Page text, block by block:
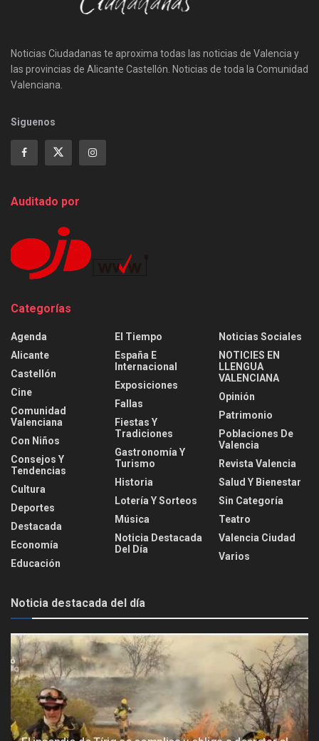
Noticias Ciudadanas te aproxima todas las noticias de Valencia y
las provincias de Alicante Castellón. Noticias de toda la Comunidad
Valenciana.
Siguenos
Auditado por
Categorías
Agenda
Alicante
Castellón
Cine
Comunidad
Valenciana
Con Niños
Consejos Y
Tendencias
Cultura
Deportes
Destacada
Economía
Educación
El Tiempo
España E
Internacional
Exposiciones
Fallas
Fiestas Y
Tradiciones
Gastronomía Y
Turismo
Historia
Lotería Y Sorteos
Música
Noticia Destacada
Del Día
Noticias Sociales
NOTICIES EN
LLENGUA
VALENCIANA
Opinión
Patrimonio
Poblaciones De
Valencia
Revista Valencia
Salud Y Bienestar
Sin Categoría
Teatro
Valencia Ciudad
Varios
Noticia destacada del día